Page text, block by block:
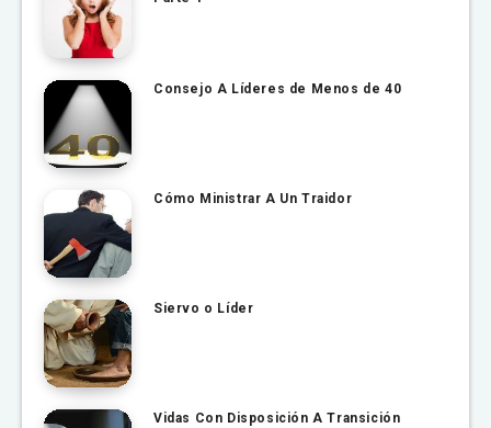
Consejo A Líderes de Menos de 40
Cómo Ministrar A Un Traidor
Siervo o Líder
Vidas Con Disposición A Transición